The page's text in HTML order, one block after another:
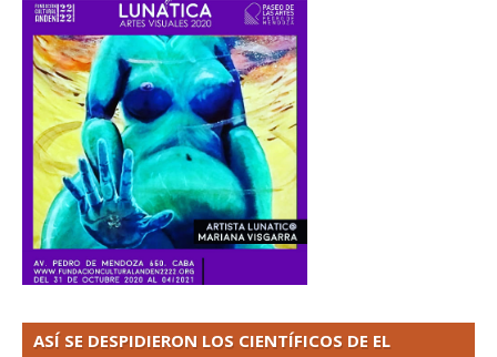
ASÍ SE DESPIDIERON LOS CIENTÍFICOS DE EL